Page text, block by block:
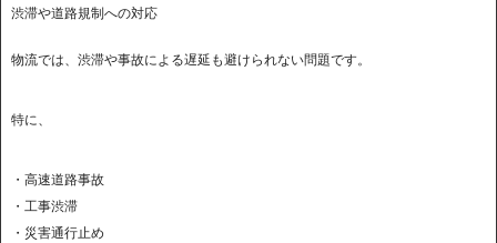
渋滞や道路規制への対応
物流では、渋滞や事故による遅延も避けられない問題です。
特に、
・高速道路事故
・工事渋滞
・災害通行止め